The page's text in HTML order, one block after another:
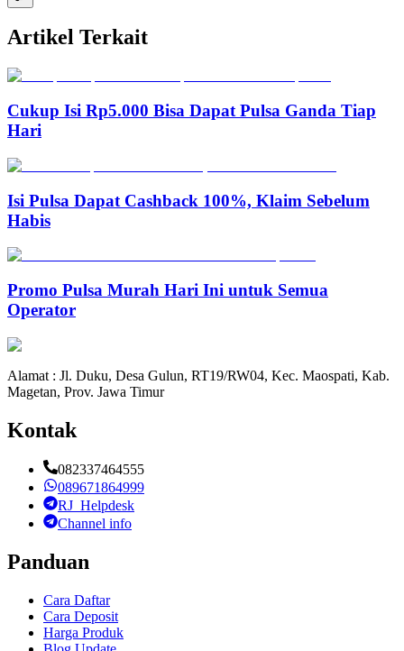
Artikel Terkait
Cukup Isi Rp5.000 Bisa Dapat Pulsa Ganda Tiap
Hari
Isi Pulsa Dapat Cashback 100%, Klaim Sebelum
Habis
Promo Pulsa Murah Hari Ini untuk Semua
Operator
Alamat : Jl. Duku, Desa Gulun, RT19/RW04, Kec. Maospati, Kab.
Magetan, Prov. Jawa Timur
Kontak
082337464555
089671864999
RJ_Helpdesk
Channel info
Panduan
Cara Daftar
Cara Deposit
Harga Produk